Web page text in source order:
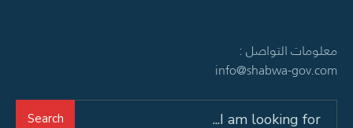
معلومات التواصل :
info@shabwa-gov.com
Search